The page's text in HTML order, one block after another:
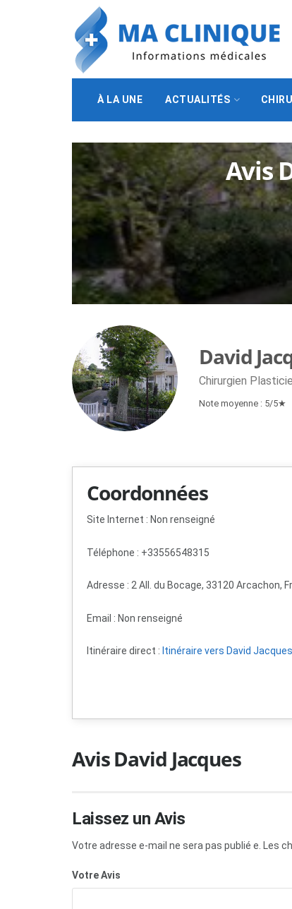
À LA UNE ACTUALITÉS
Avis
David
Chirurgien
Note moyenne : 5/5★
Coordonnées
Site Internet : Non renseigné
Téléphone : +33556548315
Adresse : 2 All. du Bocage, 33120 Arcachon,
Email : Non renseigné
Itinéraire direct : Itinéraire vers David Jacques.
Avis David Jacques
Laissez un Avis
Votre adresse e-mail ne sera pas publié e. Les
Votre Avis